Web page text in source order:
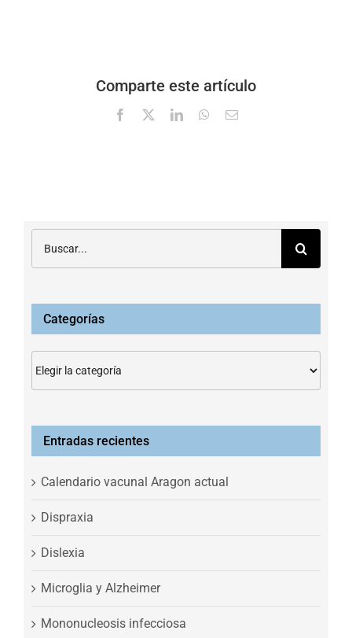
Comparte este artículo
Facebook LinkedInWhatsApp
Correo
Categorías
Entradas recientes
Calendario vacunal Aragon actual
Dispraxia
Dislexia
Microglia y Alzheimer
Mononucleosis infecciosa